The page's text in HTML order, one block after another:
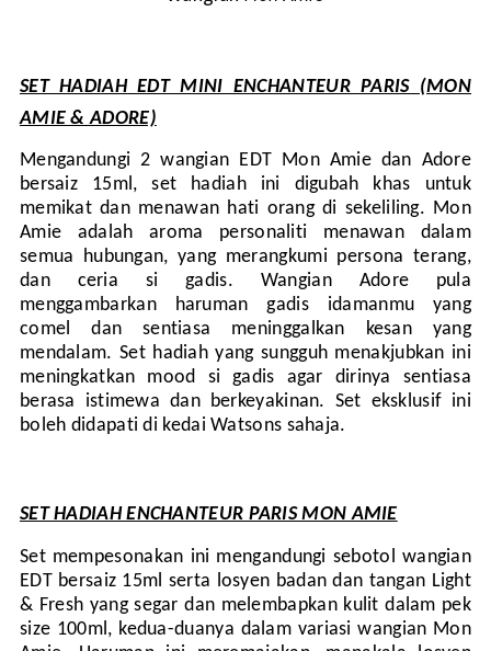
SET HADIAH EDT MINI ENCHANTEUR PARIS (MON
AMIE & ADORE)
Mengandungi 2 wangian EDT Mon Amie dan Adore
bersaiz 15ml, set hadiah ini digubah khas untuk
memikat dan menawan hati orang di sekeliling. Mon
Amie adalah aroma personaliti menawan dalam
semua hubungan, yang merangkumi persona terang,
dan ceria si gadis. Wangian Adore pula
menggambarkan haruman gadis idamanmu yang
comel dan sentiasa meninggalkan kesan yang
mendalam. Set hadiah yang sungguh menakjubkan ini
meningkatkan mood si gadis agar dirinya sentiasa
berasa istimewa dan berkeyakinan. Set eksklusif ini
boleh didapati di kedai Watsons sahaja.
SET HADIAH ENCHANTEUR PARIS MON AMIE
Set mempesonakan ini mengandungi sebotol wangian
EDT bersaiz 15ml serta losyen badan dan tangan Light
& Fresh yang segar dan melembapkan kulit dalam pek
size 100ml, kedua-duanya dalam variasi wangian Mon